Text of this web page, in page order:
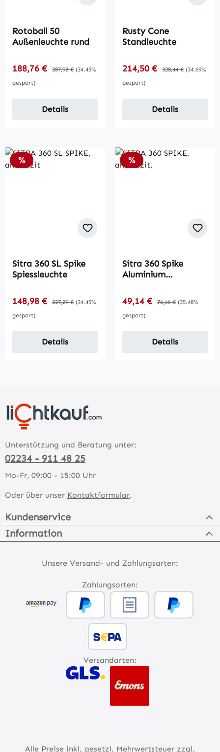
Rotoball 50
Außenleuchte rund
Verkaufspreis:
188,76 € Regulärer Preis:
287,98 € (34.45%
gespart)
Details
Rusty Cone
Standleuchte
Verkaufspreis:
214,50 € Regulärer Preis:
328,44 € (34.69%
gespart)
Details
Rabatt
%
Sitra 360 SL Spike
Spiessleuchte
Verkaufspreis:
148,98 € Regulärer Preis:
227,29 € (34.45%
gespart)
Details
Rabatt
%
Sitra 360 Spike
Aluminium
Spiessleuchte
Verkaufspreis:
49,14 € Regulärer Preis:
76,16 € (35.48%
gespart)
Details
Unterstützung und Beratung unter:
02234 - 911 48 25
Mo-Fr, 09:00 - 15:00 Uhr
Oder über unser Kontaktformular.
Kundenservice
Information
Unsere Versand- und Zahlungsarten:
Zahlungsarten:
Versandarten:
Alle Preise inkl. gesetzl. Mehrwertsteuer zzgl.